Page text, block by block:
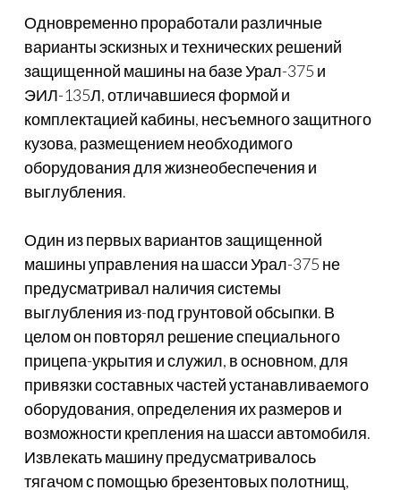
Одновременно проработали различные
варианты эскизных и технических решений
защищенной машины на базе Урал-375 и
ЭИЛ-135Л, отличавшиеся формой и
комплектацией кабины, несъемного защитного
кузова, размещением необходимого
оборудования для жизнеобеспечения и
выглубления.
Один из первых вариантов защищенной
машины управления на шасси Урал-375 не
предусматривал наличия системы
выглубления из-под грунтовой обсыпки. В
целом он повторял решение специального
прицепа-укрытия и служил, в основном, для
привязки составных частей устанавливаемого
оборудования, определения их размеров и
возможности крепления на шасси автомобиля.
Извлекать машину предусматривалось
тягачом с помощью брезентовых полотнищ,